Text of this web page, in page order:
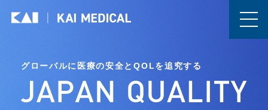
グローバルに医療の安全とQOLを追究する